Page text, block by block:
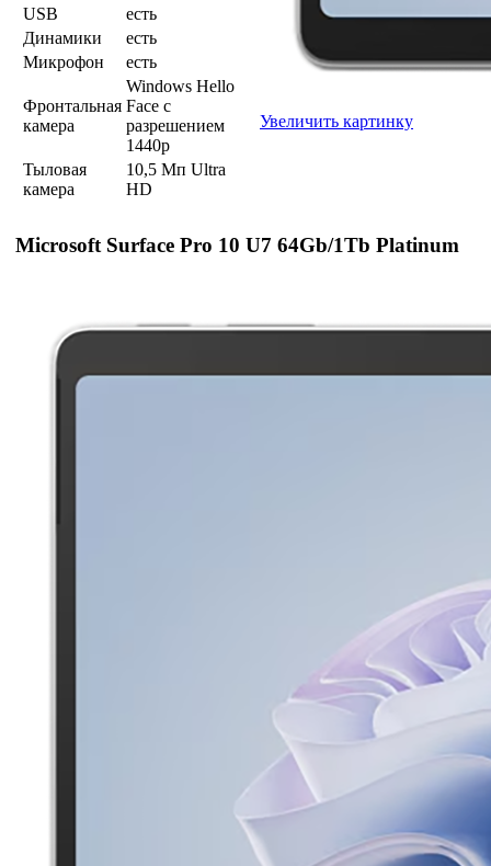
USB
есть
Динамики
есть
Микрофон
есть
Фронтальная
камера
Windows Hello
Face с
разрешением
1440p
Тыловая
камера
10,5 Мп Ultra
HD
Увеличить картинку
Microsoft Surface Pro 10 U7 64Gb/1Tb Platinum